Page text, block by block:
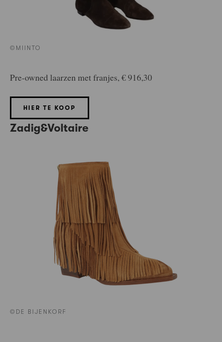
©MIINTO
Pre-owned laarzen met franjes, € 916,30
HIER TE KOOP
Zadig&Voltaire
©DE BIJENKORF